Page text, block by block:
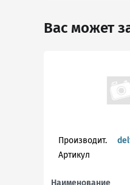
Вас может
Производит.
Артикул
Наименование